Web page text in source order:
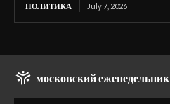
ПОЛИТИКА July 7, 2026
московский еженедельник